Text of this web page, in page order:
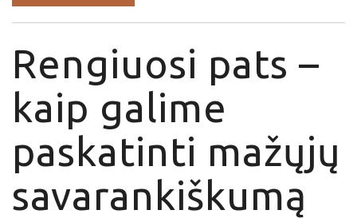
Rengiuosi pats –
kaip galime
paskatinti mažųjų
savarankiškumą